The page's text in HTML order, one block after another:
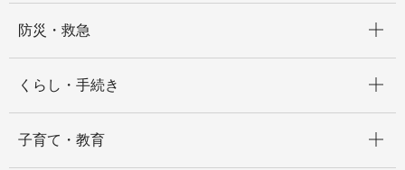
防災・救急
くらし・手続き
子育て・教育